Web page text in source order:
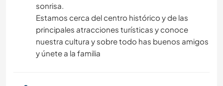
TECHNOLOGIE
FILMS ET TÉLÉ
sonrisa.
Estamos cerca del centro histórico y de las
principales atracciones turísticas y conoce
nuestra cultura y sobre todo has buenos amigos
y únete a la familia